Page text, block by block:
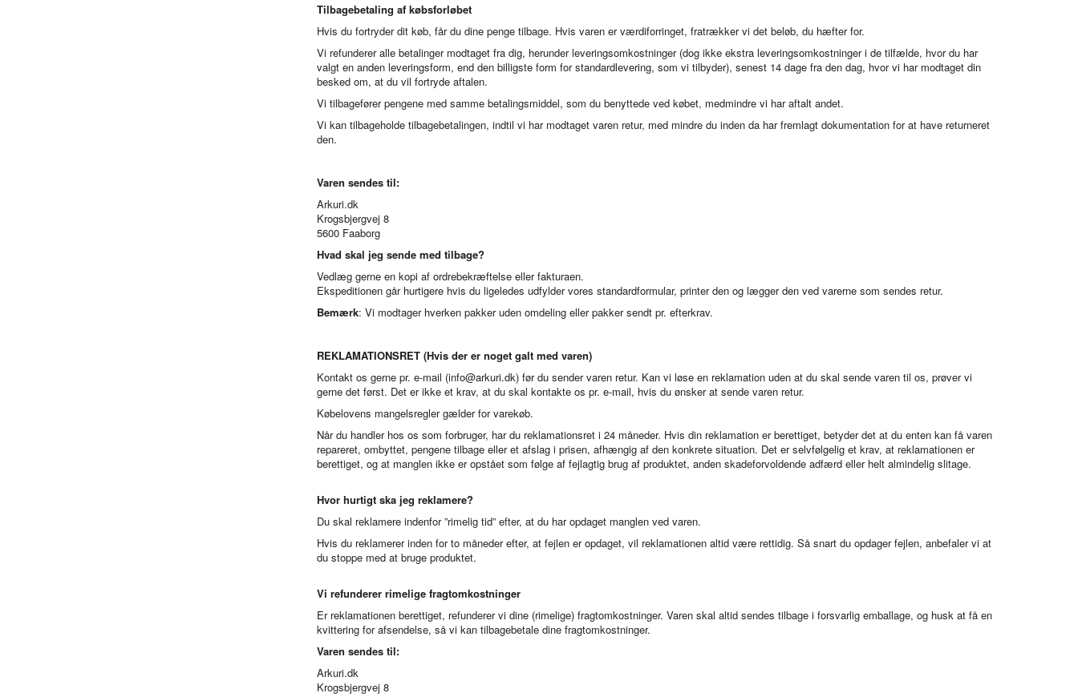
Tilbagebetaling af købsforløbet
Hvis du fortryder dit køb, får du dine penge tilbage. Hvis varen er værdiforringet, fratrækker vi det beløb, du hæfter for.
Vi refunderer alle betalinger modtaget fra dig, herunder leveringsomkostninger (dog ikke ekstra leveringsomkostninger i de tilfælde, hvor du har
valgt en anden leveringsform, end den billigste form for standardlevering, som vi tilbyder), senest 14 dage fra den dag, hvor vi har modtaget din
besked om, at du vil fortryde aftalen.
Vi tilbagefører pengene med samme betalingsmiddel, som du benyttede ved købet, medmindre vi har aftalt andet.
Vi kan tilbageholde tilbagebetalingen, indtil vi har modtaget varen retur, med mindre du inden da har fremlagt dokumentation for at have returneret
den.
Varen sendes til:
Arkuri.dk
Krogsbjergvej 8
5600 Faaborg
Hvad skal jeg sende med tilbage?
Vedlæg gerne en kopi af ordrebekræftelse eller fakturaen.
Ekspeditionen går hurtigere hvis du ligeledes udfylder vores standardformular, printer den og lægger den ved varerne som sendes retur.
Bemærk: Vi modtager hverken pakker uden omdeling eller pakker sendt pr. efterkrav.
REKLAMATIONSRET (Hvis der er noget galt med varen)
Kontakt os gerne pr. e-mail (info@arkuri.dk) før du sender varen retur. Kan vi løse en reklamation uden at du skal sende varen til os, prøver vi
gerne det først. Det er ikke et krav, at du skal kontakte os pr. e-mail, hvis du ønsker at sende varen retur.
Købelovens mangelsregler gælder for varekøb.
Når du handler hos os som forbruger, har du reklamationsret i 24 måneder. Hvis din reklamation er berettiget, betyder det at du enten kan få varen
repareret, ombyttet, pengene tilbage eller et afslag i prisen, afhængig af den konkrete situation. Det er selvfølgelig et krav, at reklamationen er
berettiget, og at manglen ikke er opstået som følge af fejlagtig brug af produktet, anden skadeforvoldende adfærd eller helt almindelig slitage.
Hvor hurtigt ska jeg reklamere?
Du skal reklamere indenfor ”rimelig tid” efter, at du har opdaget manglen ved varen.
Hvis du reklamerer inden for to måneder efter, at fejlen er opdaget, vil reklamationen altid være rettidig. Så snart du opdager fejlen, anbefaler vi at
du stoppe med at bruge produktet.
Vi refunderer rimelige fragtomkostninger
Er reklamationen berettiget, refunderer vi dine (rimelige) fragtomkostninger. Varen skal altid sendes tilbage i forsvarlig emballage, og husk at få en
kvittering for afsendelse, så vi kan tilbagebetale dine fragtomkostninger.
Varen sendes til:
Arkuri.dk
Krogsbjergvej 8